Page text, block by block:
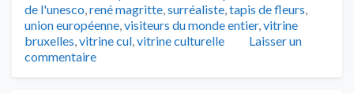
de l'unesco,rené magritte,surréaliste,tapis de fleurs,
union européenne,visiteurs du monde entier,vitrine
bruxelles,vitrine cul,vitrine culturelle
Laisser un
commentaire